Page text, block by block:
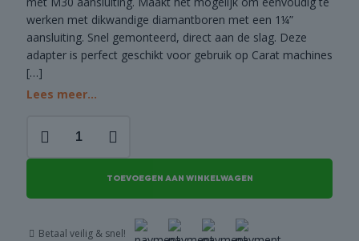
werken met dikwandige diamantboren met een 1¼”
aansluiting. Snel gemonteerd, direct aan de slag. Deze
adapter is perfect geschikt voor gebruik op Carat machines
[…]
Lees meer...
voor
Carat
inwendig
1¼"
TOEVOEGEN AAN WINKELWAGEN
Betaal veilig & snel!